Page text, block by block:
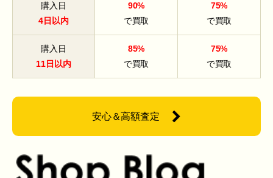
購入日
4日以内
90%
で買取
75%
で買取
購入日
11日以内
85%
で買取
75%
で買取
安心＆高額査定